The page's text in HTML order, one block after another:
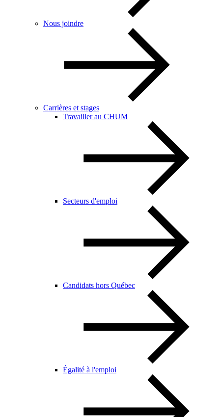
Nous joindre
Carrières et stages
Travailler au CHUM
Secteurs d'emploi
Candidats hors Québec
Égalité à l'emploi